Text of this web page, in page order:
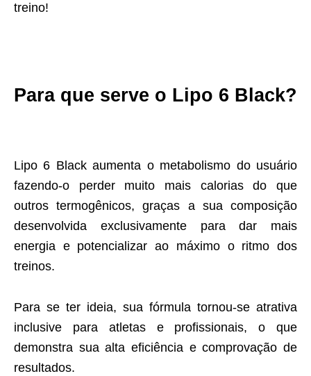
treino!
Para que serve o Lipo 6 Black?
Lipo 6 Black aumenta o metabolismo do usuário
fazendo-o perder muito mais calorias do que
outros termogênicos, graças a sua composição
desenvolvida exclusivamente para dar mais
energia e potencializar ao máximo o ritmo dos
treinos.
Para se ter ideia, sua fórmula tornou-se atrativa
inclusive para atletas e profissionais, o que
demonstra sua alta eficiência e comprovação de
resultados.